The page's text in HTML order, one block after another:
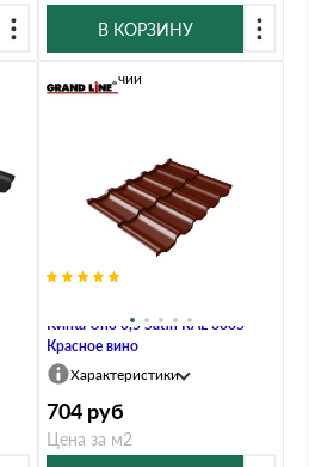
В КОРЗИНУ
Kvinta Uno 0,5 Satin RAL 3005
Красное вино
В наличии
Характеристики
704 руб
Цена за м2